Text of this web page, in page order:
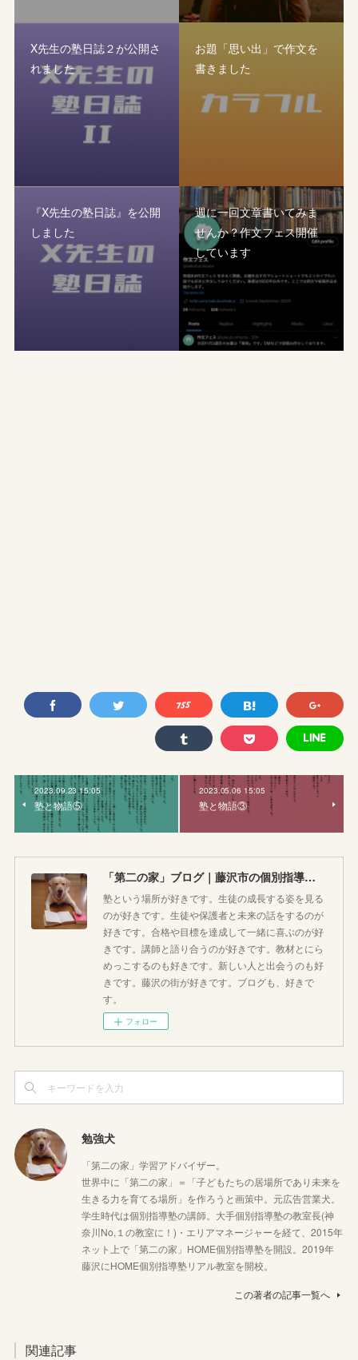
X先生の塾日誌２が公開さ
れました
お題「思い出」で作文を
書きました
『X先生の塾日誌』を公開
しました
週に一回文章書いてみま
せんか？作文フェス開催
しています
2023.09.23 15:05
塾と物語⑤
2023.05.06 15:05
塾と物語③
「第二の家」ブログ｜藤沢市の個別指導塾のお話
塾という場所が好きです。生徒の成長する姿を見る
のが好きです。生徒や保護者と未来の話をするのが
好きです。合格や目標を達成して一緒に喜ぶのが好
きです。講師と語り合うのが好きです。教材とにら
めっこするのも好きです。新しい人と出会うのも好
きです。藤沢の街が好きです。ブログも、好きで
す。
フォロー
勉強犬
「第二の家」学習アドバイザー。
世界中に「第二の家」＝「子どもたちの居場所であり未来を
生きる力を育てる場所」を作ろうと画策中。元広告営業犬。
学生時代は個別指導塾の講師。大手個別指導塾の教室長(神
奈川No,１の教室に！)・エリアマネージャーを経て、2015年
ネット上で「第二の家」HOME個別指導塾を開設。2019年
藤沢にHOME個別指導塾リアル教室を開校。
この著者の記事一覧へ
関連記事